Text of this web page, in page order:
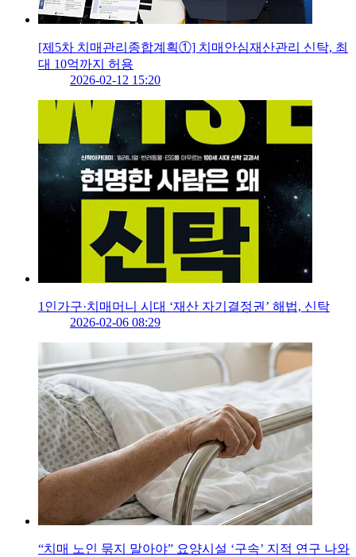
[제5차 치매관리종합계획①] 치매안심재산관리 신탁, 최
대 10억까지 허용
2026-02-12 15:20
1인가구·치매머니 시대 ‘재산 자기결정권’ 해법, 신탁
2026-02-06 08:29
“치매 노인 묶지 말아야” 요양시설 ‘구속’ 지적 연구 나와